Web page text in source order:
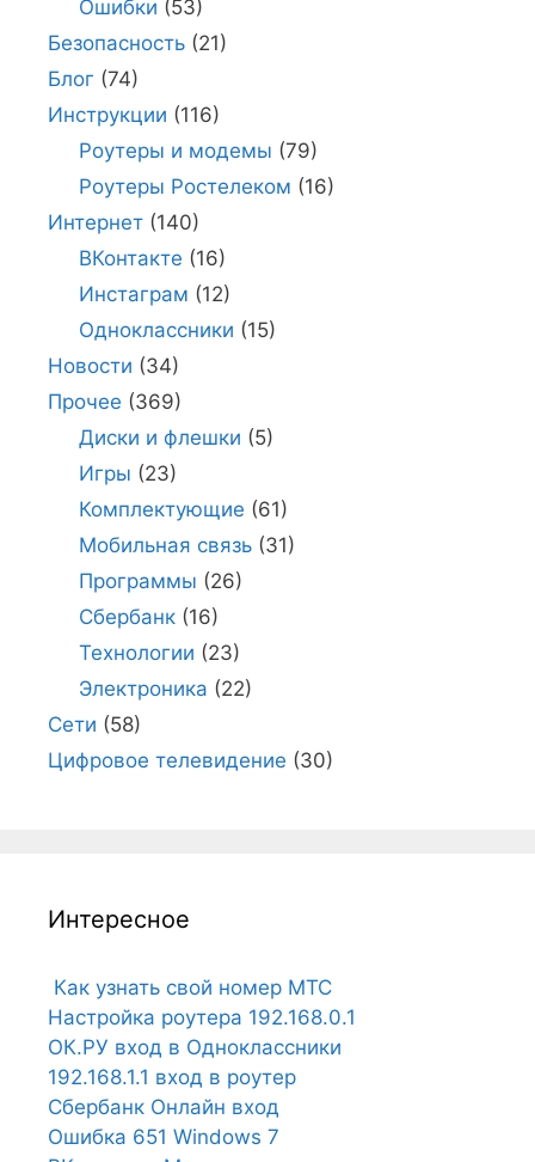
Ошибки (53)
Безопасность (21)
Блог (74)
Инструкции (116)
Роутеры и модемы (79)
Роутеры Ростелеком (16)
Интернет (140)
ВКонтакте (16)
Инстаграм (12)
Одноклассники (15)
Новости (34)
Прочее (369)
Диски и флешки (5)
Игры (23)
Комплектующие (61)
Мобильная связь(31)
Программы (26)
Сбербанк(16)
Технологии (23)
Электроника (22)
Сети (58)
Цифровое телевидение (30)
Интересное
Как узнать свой номер МТС
Настройка роутера 192.168.0.1
ОК.РУ вход в Одноклассники
192.168.1.1 вход в роутер
Сбербанк Онлайн вход
Ошибка 651 Windows 7